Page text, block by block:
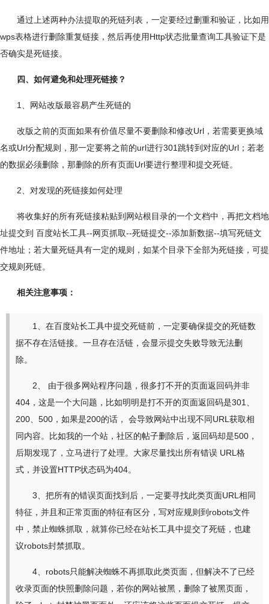
通过上述两种办法提取的死链列表，一定要经过删重和验证，比如用
wps表格进行删除重复链接，然后再使用Http状态批量查询工具验证下是
否确实是死链接。
四、如何避免和处理死链接？
1、网站改版最容易产生死链的
改版之前的页面如果有价值尽量不要删除和修改Url，若需要更换域
名或Url分配规则，那一定要将之前的url进行301跳转到对应的Url；若老
的数据必须删除，那删除的所有页面Url要进行整理和提交死链。
2、对发现的死链接如何处理
将收集好的所有死链接粘贴到网站根目录的一个文档中，再把文档地
址提交到 百度站长工具--网页抓取--死链提交--添加新数据--填写死链文
件地址；若大量死链具有一定的规则，如某个目录下全部为死链接，可提
交规则死链。
相关注意事项：
1、在百度站长工具中提交死链前，一定要确保提交的死链数
据不存在活链接。一旦存在活链，会显示提交失败导致无法删
除。
2、 由于很多网站程序问题，很多打不开的页面返回码并非
404，这是一个大问题，比如明明是打不开的页面返回码是301、
200、500，如果是200的话， 会导致网站中出现不同URL获取相
同内容。比如我的一个站，社区的帖子删除后，返回码却是500，
后期发现了，立马进行了处理。大家尽量找出所有错误 URL格
式，并设置HTTP状态码为404。
3、把所有的错误页面找到后，一定要寻找此类页面URL相同
特征，并且和正常页面的特征有区分，写对应规则到robots文件
中，禁止蜘蛛抓取，就算你已经在站长工具中提交了死链，也建
议robots封禁抓取。
4、robots只能解决蜘蛛不再抓取此类页面，但解决不了已经
收录页面的快照删除问题，若你的网站被黑，删除了被黑页面，